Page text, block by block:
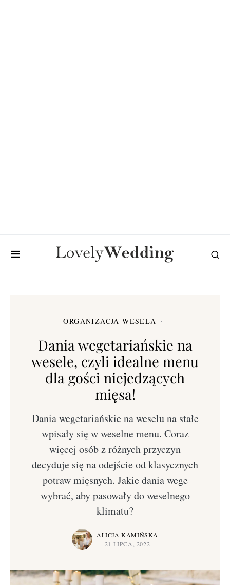
ORGANIZACJA WESELA
Dania wegetariańskie na
wesele, czyli idealne menu
dla gości niejedzących
mięsa!
Dania wegetariańskie na weselu na stałe
wpisały się w weselne menu. Coraz
więcej osób z różnych przyczyn
decyduje się na odejście od klasycznych
potraw mięsnych. Jakie dania wege
wybrać, aby pasowały do weselnego
klimatu?
ALICJA KAMIŃSKA
21 LIPCA, 2022